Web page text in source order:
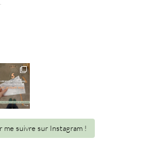
me suivre sur Instagram !